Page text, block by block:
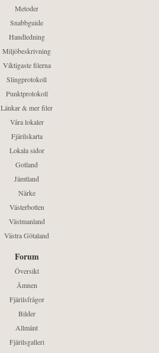
Metoder
Snabbguide
Handledning
Miljöbeskrivning
Viktigaste filerna
Slingprotokoll
Punktprotokoll
Länkar & mer filer
Våra lokaler
Fjärilskarta
Lokala sidor
Gotland
Jämtland
Närke
Västerbotten
Västmanland
Västra Götaland
Forum
Översikt
Ämnen
Fjärilsfrågor
Bilder
Allmänt
Fjärilsgalleri